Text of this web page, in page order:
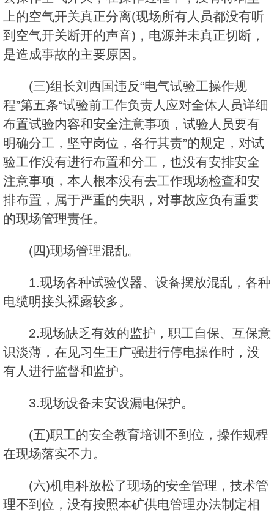
上的空气开关真正分离(现场所有人员都没有听
到空气开关断开的声音)，电源并未真正切断，
是造成事故的主要原因。
(三)组长刘西国违反“电气试验工操作规
程”第五条“试验前工作负责人应对全体人员详细
布置试验内容和安全注意事项，试验人员要有
明确分工，坚守岗位，各行其责”的规定，对试
验工作没有进行布置和分工，也没有安排安全
注意事项，本人根本没有去工作现场检查和安
排布置，属于严重的失职，对事故应负有重要
的现场管理责任。
(四)现场管理混乱。
1.现场各种试验仪器、设备摆放混乱，各种
电缆明接头裸露较多。
2.现场缺乏有效的监护，职工自保、互保意
识淡薄，在见习生王广强进行停电操作时，没
有人进行监督和监护。
3.现场设备未安设漏电保护。
(五)职工的安全教育培训不到位，操作规程
在现场落实不力。
(六)机电科放松了现场的安全管理，技术管
理不到位，没有按照本矿供电管理办法制定相